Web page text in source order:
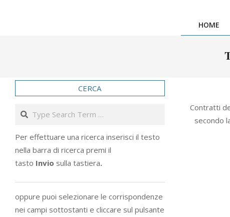
HOME
05-
07
Contratti
secondo
CERCA
Search
Per effettuare una ricerca inserisci il testo
nella barra di ricerca premi il
tasto Invio sulla tastiera.
oppure puoi selezionare le corrispondenze
nei campi sottostanti e cliccare sul pulsante